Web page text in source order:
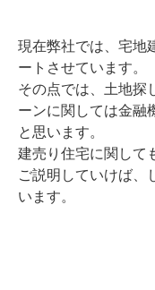
現在弊社では、宅地
ートさせています。
その点では、土地探
ーンに関しては金融
と思います。
建売り住宅に関して
ご説明していけば、
います。